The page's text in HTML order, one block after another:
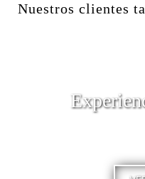
Nuestros clientes